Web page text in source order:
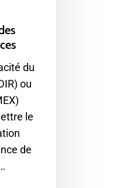
du
ou
le
de